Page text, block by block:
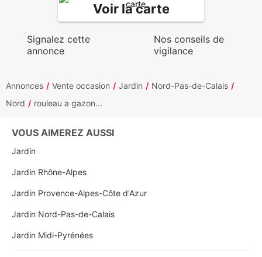
Voir la carte
Signalez cette
annonce
Nos conseils de
vigilance
Annonces Vente occasion Jardin
Nord-Pas-de-Calais
Nord
rouleau a gazon...
VOUS AIMEREZ AUSSI
Jardin
Jardin Rhône-Alpes
Jardin Provence-Alpes-Côte d'Azur
Jardin Nord-Pas-de-Calais
Jardin Midi-Pyrénées